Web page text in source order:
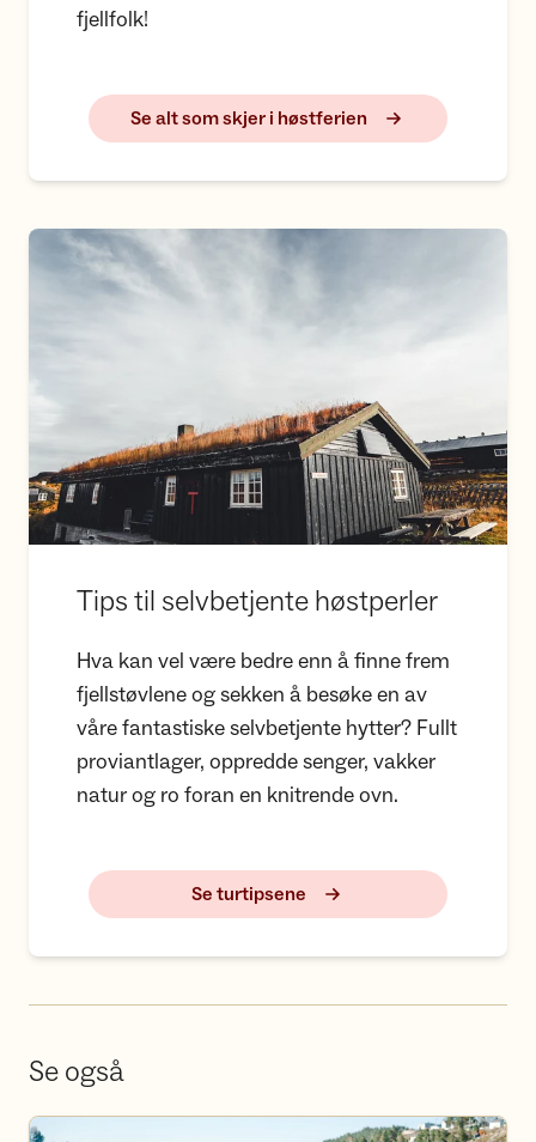
fjellfolk!
Se alt som skjer i høstferien
Tips til selvbetjente høstperler
Tips til selvbetjente høstperler
Hva kan vel være bedre enn å finne frem
fjellstøvlene og sekken å besøke en av
våre fantastiske selvbetjente hytter? Fullt
proviantlager, oppredde senger, vakker
natur og ro foran en knitrende ovn.
Se turtipsene
Se også
Se aktivitetskalender